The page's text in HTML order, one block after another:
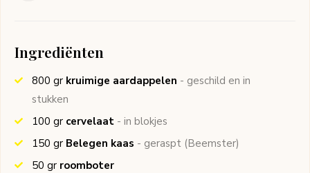
Ingrediënten
800 gr kruimige aardappelen - geschild en in
stukken
100 gr cervelaat - in blokjes
150 gr Belegen kaas - geraspt (Beemster)
50 gr roomboter